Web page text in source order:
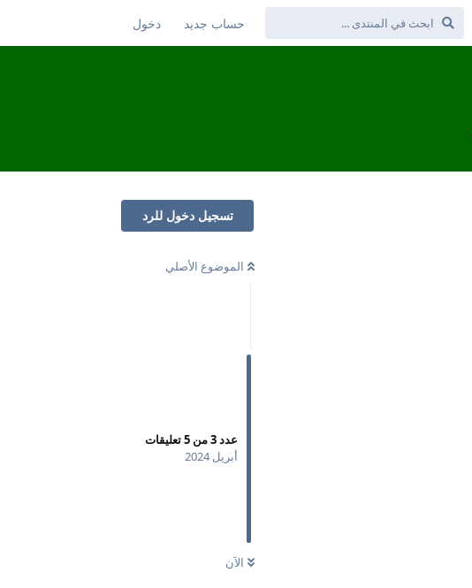
حساب جديد دخول
تسجيل دخول للرد
الموضوع الأصلي
عدد3من 5تعليقات
أبريل 2024
الآن